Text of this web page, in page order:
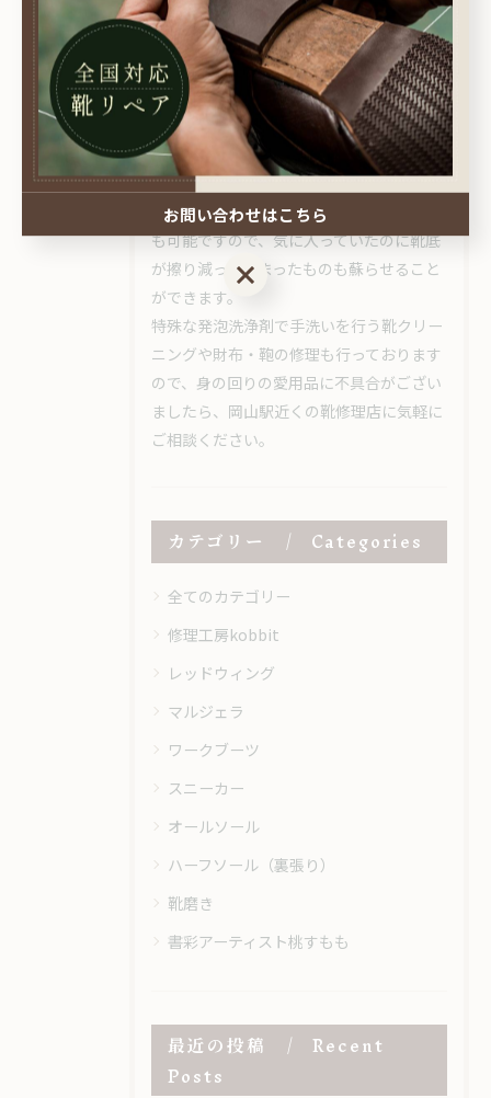
修理事例をご紹介しております
岡山でリペア技術の高い靴修理を行う
kobbitではブログを更新しており、靴の状
態によって必要となる修理や、ビフォーア
フター写真がわかりやすいと好評です。ヒ
ールやビジネスシューズなどの革靴だけで
なく、状態にもよりますがスニーカー修理
も可能ですので、気に入っていたのに靴底
が擦り減ってしまったものも蘇らせること
ができます。
特殊な発泡洗浄剤で手洗いを行う靴クリー
ニングや財布・鞄の修理も行っております
ので、身の回りの愛用品に不具合がござい
ましたら、岡山駅近くの靴修理店に気軽に
ご相談ください。
カテゴリー Categories
全てのカテゴリー
修理工房kobbit
レッドウィング
マルジェラ
ワークブーツ
スニーカー
オールソール
ハーフソール（裏張り）
靴磨き
書彩アーティスト桃すもも
最近の投稿
Recent
Posts
お問い合わせはこちら
お問い合わせはこちら